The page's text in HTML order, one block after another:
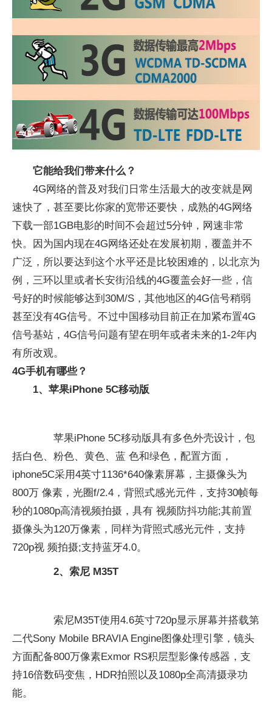
它能给我们带来什么？
4G网络的普及对我们日常生活最大的改变就是网
速快了，甚至要比你家的宽带还要快，成熟的4G网络
下载一部1GB电影的时间不会超过5分钟，网速非常
快。因为国内现在4G网络还处在发展初期，覆盖并不
广泛，所以要达到这个水平还是比较困难的，以北京为
例，三环以里或者长安街沿线的4G覆盖会好一些，信
号好的时候能够达到30M/S，其他地区的4G信号稍弱
甚至没有4G信号。不过中国移动目前正在加紧布置4G
信号基站，4G信号问题有望在明年或者未来的1-2年内
有所改观。
4G手机有哪些？
1、苹果iPhone 5C移动版
苹果iPhone 5C移动版具有多色外壳设计，包
括白色、粉色、黄色、蓝 色和绿色，配置方面，
iphone5C采用4英寸1136*640像素屏幕，主摄像头为
800万 像素，光圈f/2.4，背照式感光元件，支持30帧每
秒的1080p高清视频拍摄，具有 视频防抖功能;其前置
摄像头为120万像素，同样为背照式感光元件，支持
720p视 频拍摄;支持蓝牙4.0。
2、索尼 M35T
索尼M35T使用4.6英寸720p显示屏幕并搭载第
二代Sony Mobile BRAVIA Engine图像处理引擎，镜头
方面配备800万像素Exmor RS积层型影像传感器，支
持16倍数码变焦，HDR拍照以及1080p全高清摄录功
能。